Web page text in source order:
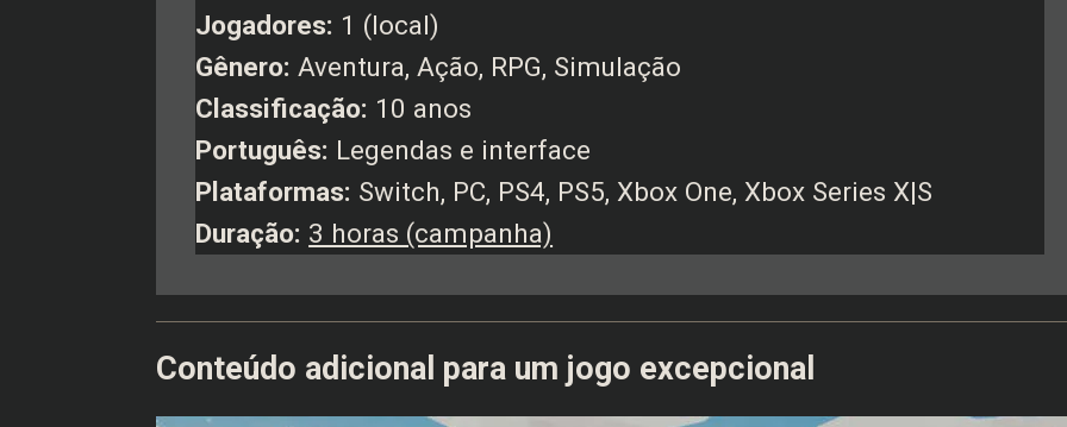
Jogadores: 1 (local)
Gênero: Aventura, Ação, RPG, Simulação
Classificação: 10 anos
Português: Legendas e interface
Plataformas: Switch, PC, PS4, PS5, Xbox One, Xbox Series X|S
Duração: 3 horas (campanha)
Conteúdo adicional para um jogo excepcional